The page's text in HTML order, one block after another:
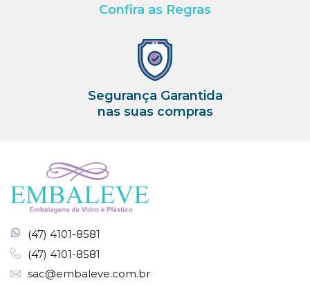
Confira as Regras
Segurança Garantida
nas suas compras
(47) 4101-8581
(47) 4101-8581
sac@embaleve.com.br